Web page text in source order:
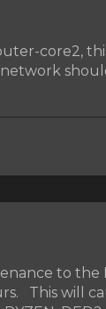
core2,
to the
This will